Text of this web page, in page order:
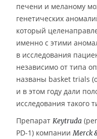
печени и меланому
генетических
который
именно с этими
в исследования
независимо от типа
названы basket trials
и в этом году дали
исследования такого
Препарат Keytruda
PD-1) компанииMerck